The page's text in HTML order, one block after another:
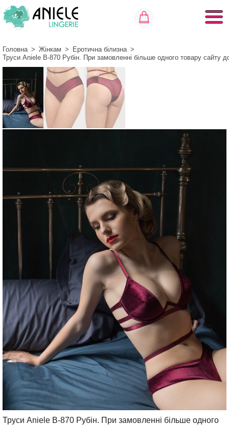
Головна > Жінкам > Еротична білизна >
Труси Aniele В-870 Рубін. При замовленні більше одного товару сайту
Труси Aniele В-870 Рубін. При замовленні більше одного